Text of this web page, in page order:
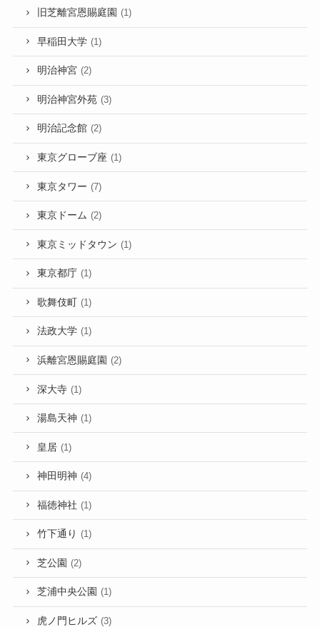
旧芝離宮恩賜庭園 (1)
早稲田大学 (1)
明治神宮 (2)
明治神宮外苑 (3)
明治記念館 (2)
東京グローブ座 (1)
東京タワー (7)
東京ドーム (2)
東京ミッドタウン (1)
東京都庁 (1)
歌舞伎町 (1)
法政大学 (1)
浜離宮恩賜庭園 (2)
深大寺 (1)
湯島天神 (1)
皇居 (1)
神田明神 (4)
福徳神社 (1)
竹下通り (1)
芝公園 (2)
芝浦中央公園 (1)
虎ノ門ヒルズ (3)